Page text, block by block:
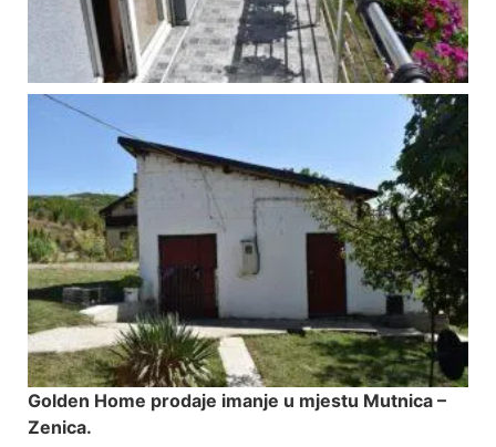
Golden Home prodaje imanje u mjestu Mutnica –
Zenica.